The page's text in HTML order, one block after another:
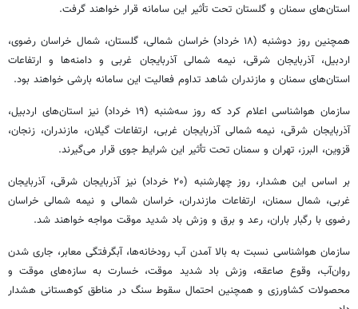
استان‌های سمنان و گلستان تحت تأثیر این سامانه قرار خواهند گرفت.
همچنین روز دوشنبه (۱۸ خرداد) خراسان شمالی، گلستان، شمال خراسان رضوی،
اردبیل، آذربایجان شرقی، نیمه شمالی آذربایجان غربی و دامنه‌ها و ارتفاعات
استان‌های سمنان و مازندران شاهد تداوم فعالیت این سامانه بارشی خواهند بود.
سازمان هواشناسی اعلام کرد که روز سه‌شنبه (۱۹ خرداد) نیز استان‌های اردبیل،
آذربایجان شرقی، نیمه شمالی آذربایجان غربی، ارتفاعات گیلان، مازندران، زنجان،
قزوین، البرز، تهران و سمنان تحت تأثیر این شرایط جوی قرار می‌گیرند.
بر اساس این هشدار، روز چهارشنبه (۲۰ خرداد) نیز آذربایجان شرقی، آذربایجان
غربی، شمال سمنان، ارتفاعات مازندران، خراسان شمالی و نیمه شمالی خراسان
رضوی با رگبار باران، رعد و برق و وزش باد شدید موقت مواجه خواهند شد.
سازمان هواشناسی نسبت به بالا آمدن آب رودخانه‌ها، آبگرفتگی معابر، جاری شدن
روان‌آب، وقوع صاعقه، وزش باد شدید موقت، خسارت به سازه‌های موقت و
محصولات کشاورزی و همچنین احتمال سقوط سنگ در مناطق کوهستانی هشدار